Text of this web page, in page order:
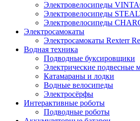
Электровелосипеды
Электровелосипеды
Электровелосипеды
Электросамокаты
Электросамокаты Rexterr
Водная техника
Подводные буксировщики
Электрические подвесные
Катамараны и лодки
Водные велосипеды
Электросёрфы
Интерактивные роботы
Подводные роботы